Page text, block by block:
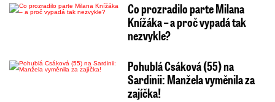
Co prozradilo parte Milana
Knížáka – a proč vypadá tak
nezvykle?
Pohublá Csáková (55) na
Sardinii: Manžela vyměnila za
zajíčka!